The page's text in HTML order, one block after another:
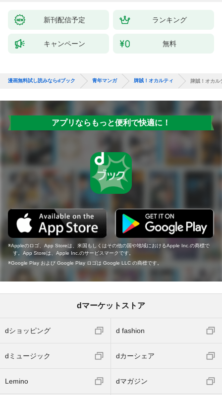
新刊配信予定 ランキング
キャンペーン 無料
漫画無料試し読みならdブック 青年マンガ 牌賊！オカルティ 牌賊！オカ
アプリならもっと便利で快適に！
Appleのロゴ、App Storeは、米国もしくはその他の国や地域におけるApple Inc.の商標で
す。App Storeは、Apple Inc.のサービスマークです。
Google Play および Google Play ロゴは Google LLC の商標です。
dマーケットストア
dショッピング d fashion
dミュージック dカーシェア
Lemino dマガジン